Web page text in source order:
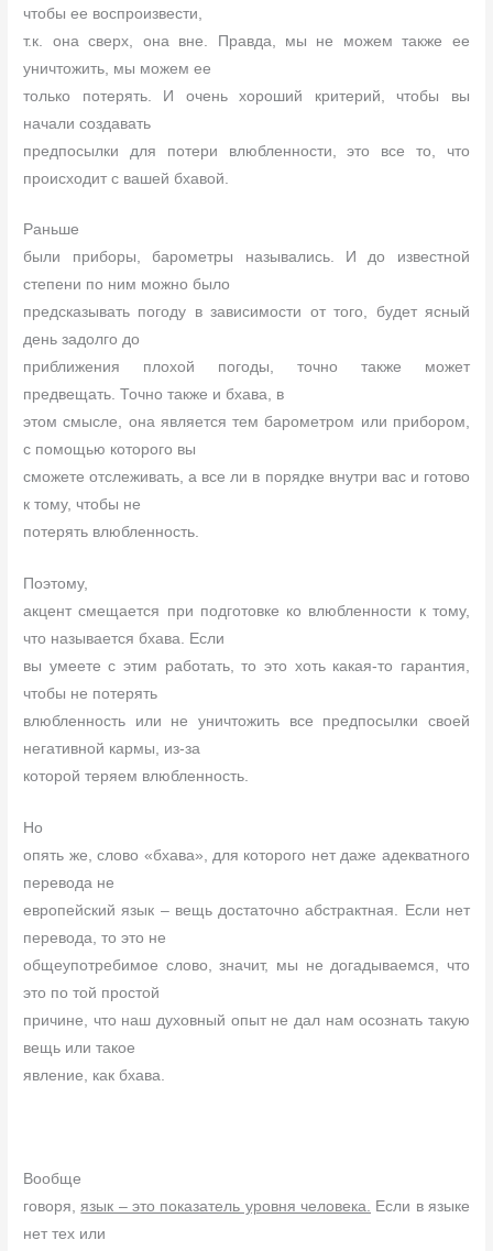
чтобы ее воспроизвести,
т.к. она сверх, она вне. Правда, мы не можем также ее
уничтожить, мы можем ее
только потерять. И очень хороший критерий, чтобы вы
начали создавать
предпосылки для потери влюбленности, это все то, что
происходит с вашей бхавой.
Раньше
были приборы, барометры назывались. И до известной
степени по ним можно было
предсказывать погоду в зависимости от того, будет ясный
день задолго до
приближения плохой погоды, точно также может
предвещать. Точно также и бхава, в
этом смысле, она является тем барометром или прибором,
с помощью которого вы
сможете отслеживать, а все ли в порядке внутри вас и готово
к тому, чтобы не
потерять влюбленность.
Поэтому,
акцент смещается при подготовке ко влюбленности к тому,
что называется бхава. Если
вы умеете с этим работать, то это хоть какая-то гарантия,
чтобы не потерять
влюбленность или не уничтожить все предпосылки своей
негативной кармы, из-за
которой теряем влюбленность.
Но
опять же, слово «бхава», для которого нет даже адекватного
перевода не
европейский язык – вещь достаточно абстрактная. Если нет
перевода, то это не
общеупотребимое слово, значит, мы не догадываемся, что
это по той простой
причине, что наш духовный опыт не дал нам осознать такую
вещь или такое
явление, как бхава.
Вообще
говоря, язык – это показатель уровня человека.
Если в языке
нет тех или